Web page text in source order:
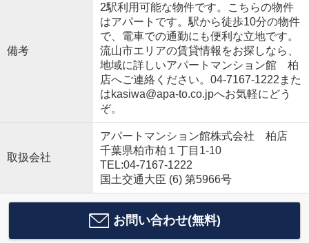
備考
2駅利用可能な物件です。こちらの物件
はアパートです。駅から徒歩10分の物件
で、電車での通勤にも便利な立地です。
流山市エリアの賃貸情報をお探しなら、
地域に詳しいアパートマンション館 柏
店へご連絡ください。04-7167-1222また
はkasiwa@apa-to.co.jpへお気軽にどう
ぞ。
取扱会社
アパートマンション館株式会社 柏店
千葉県柏市柏１丁目1-10
TEL:04-7167-1222
国土交通大臣 (6) 第5966号
お問い合わせ(無料)